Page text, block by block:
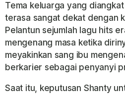
Tema keluarga yang
terasa sangat dekat dengan
Pelantun sejumlah lagu hits
mengenang masa ketika
meyakinkan sang ibu
berkarier sebagai penyanyi
Saat itu, keputusan Shanty